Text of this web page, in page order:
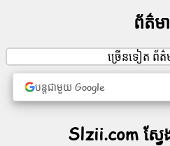
របៀប
វារៈ
ព័ត៌ម
ច្រើនទៀត ព័ត៌
បន្តជាមួយ Google
Slzii.com ស្វ